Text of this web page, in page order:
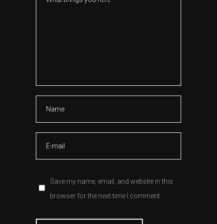
Save my name, email, and website in this
browser for the next time I comment.